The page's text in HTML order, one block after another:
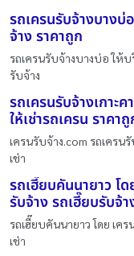
รถเครนรับจ้างบางบ่
จ้าง ราคาถูก
รถเครนรับจ้างบางบ่อ ให้บ
รับจ้าง
รถเครนรับจ้างเกาะ
ให้เช่ารถเครน ราคา
เครนรับจ้าง.com รถเครน
เช่า
รถเฮี๊ยบคันนายาว โ
รับจ้าง รถเฮี๊ยบรับจ้
รถเฮี๊ยบคันนายาว โดย เค
เช่า